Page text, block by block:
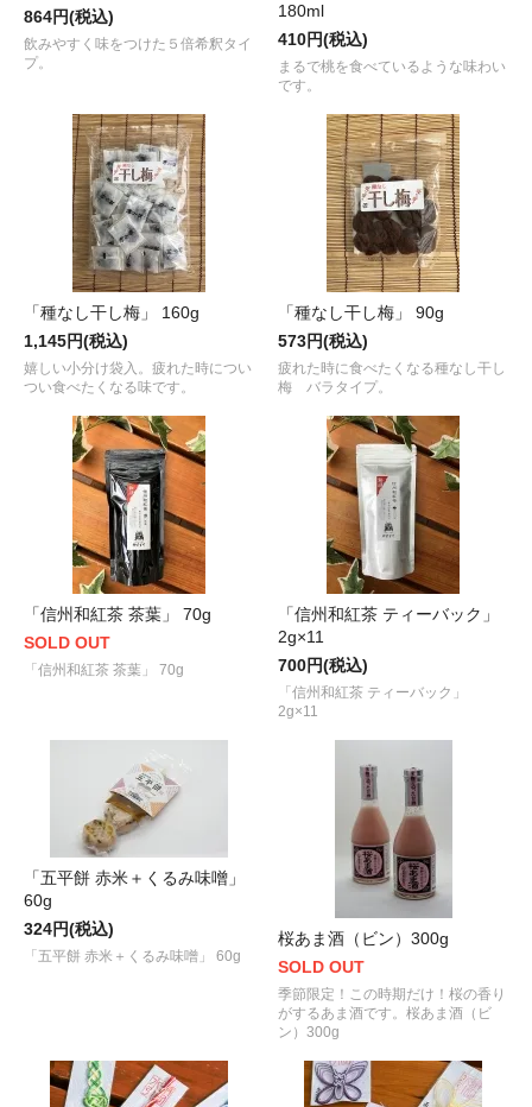
864円(税込)
飲みやすく味をつけた５倍希釈タイ
プ。
180ml
410円(税込)
まるで桃を食べているような味わい
です。
「種なし干し梅」 160g
1,145円(税込)
嬉しい小分け袋入。疲れた時につい
つい食べたくなる味です。
「種なし干し梅」 90g
573円(税込)
疲れた時に食べたくなる種なし干し
梅 バラタイプ。
「信州和紅茶 茶葉」 70g
SOLD OUT
「信州和紅茶 茶葉」 70g
「信州和紅茶 ティーバック」
2g×11
700円(税込)
「信州和紅茶 ティーバック」
2g×11
「五平餅 赤米＋くるみ味噌」
60g
324円(税込)
「五平餅 赤米＋くるみ味噌」 60g
桜あま酒（ビン）300g
SOLD OUT
季節限定！この時期だけ！桜の香り
がするあま酒です。桜あま酒（ビ
ン）300g